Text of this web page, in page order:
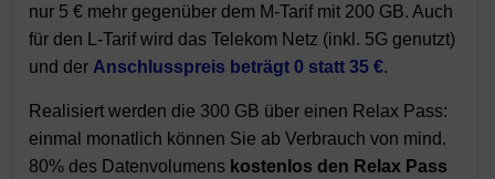
nur 5 € mehr gegenüber dem M-Tarif mit 200 GB. Auch
für den L-Tarif wird das Telekom Netz (inkl. 5G genutzt)
und der Anschlusspreis beträgt 0 statt 35 €.
Realisiert werden die 300 GB über einen Relax Pass:
einmal monatlich können Sie ab Verbrauch von mind.
80% des Datenvolumens kostenlos den Relax Pass